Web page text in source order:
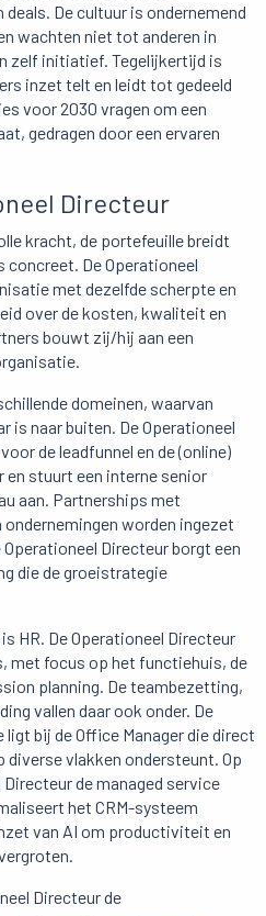
deals. De cultuur is ondernemend
wachten niet tot anderen in
zelf initiatief. Tegelijkertijd is
inzet telt en leidt tot gedeeld
voor 2030 vragen om een
gedragen door een ervaren
Directeur
kracht, de portefeuille breidt
De Operationeel
met dezelfde scherpte en
over de kosten, kwaliteit en
bouwt zij/hij aan een
domeinen, waarvan
is naar buiten. De Operationeel
de leadfunnel en de (online)
stuurt een interne senior
aan. Partnerships met
worden ingezet
Directeur borgt een
die de groeistrategie
HR. De Operationeel Directeur
met focus op het functiehuis, de
planning. De teambezetting,
vallen daar ook onder. De
bij de Office Manager die direct
diverse vlakken ondersteunt. Op
de managed service
het CRM-systeem
van AI om productiviteit en
Directeur de